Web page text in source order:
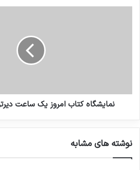
نمایشگاه کتاب امروز یک ساعت
نوشته های مشابه